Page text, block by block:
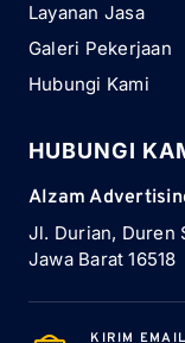
Layanan Jasa
Galeri Pekerjaan
Hubungi Kami
HUBUNGI
Alzam
Jl. Durian, Duren
Jawa Barat 16518
KIRIM EMAIL